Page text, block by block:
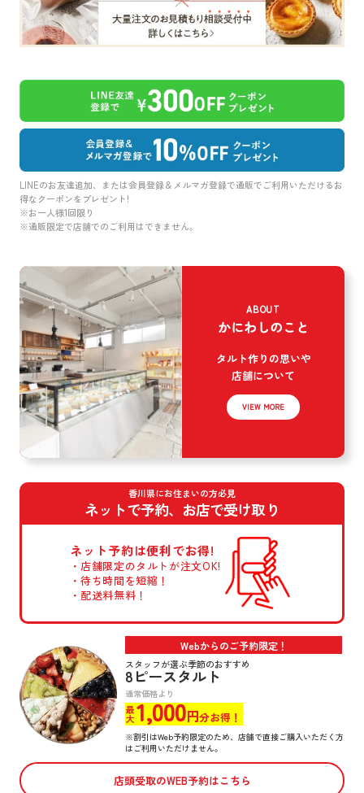
LINEのお友達追加、または会員登録＆メルマガ登録で通販でご利用いただけるお
得なクーポンをプレゼント!
※お一人様1回限り
※通販限定で店舗でのご利用はできません。
ABOUT
かにわしのこと
タルト作りの思いや
店舗について
VIEW MORE
香川県にお住まいの方必見
ネットで予約、お店で受け取り
ネット予約は便利でお得!
店舗限定のタルトが注文OK!
待ち時間を短縮！
配送料無料！
Webからのご予約限定！
スタッフが選ぶ季節のおすすめ
8ピースタルト
通常価格より
最大1,000円分お得！
※割引はWeb予約限定のため、店舗で直接ご購入いただく方
はご利用いただけません。
店頭受取のWEB予約はこちら